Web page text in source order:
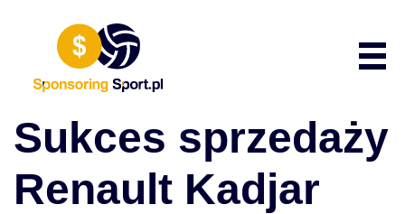
Sukces sprzedaży
Renault Kadjar